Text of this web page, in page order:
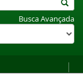
Busca Avançada